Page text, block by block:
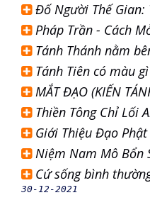
Đố Người Thế Gian:
Pháp Trần - Cách
Tánh Thánh nằm
Tánh Tiên có màu gì
MẮT ĐẠO (KIẾN
Thiền Tông Chỉ Lối
Giới Thiệu Đạo
Niệm Nam Mô Bổn
Cứ sống bình
30-12-2021